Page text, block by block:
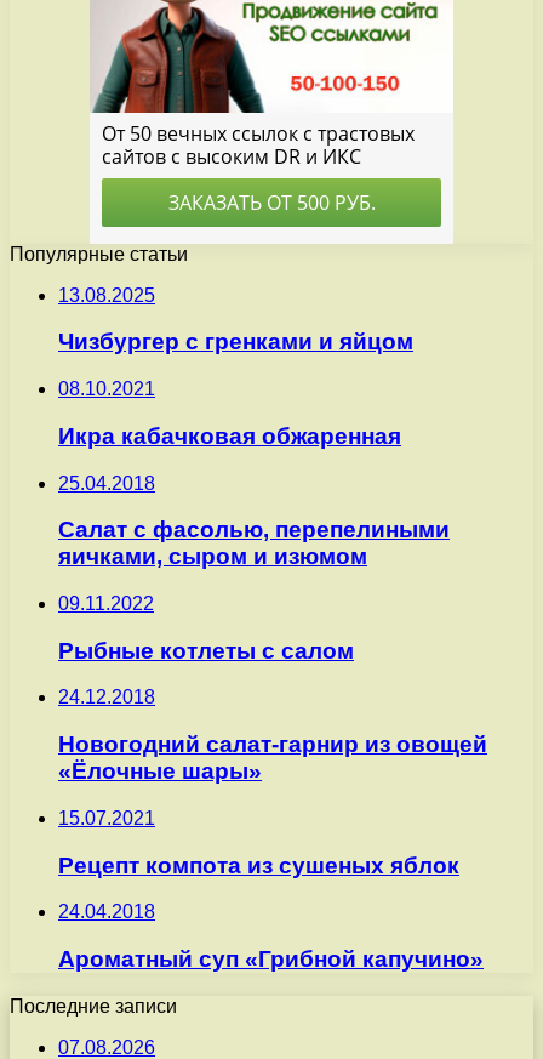
Популярные статьи
13.08.2025
Чизбургер с гренками и яйцом
08.10.2021
Икра кабачковая обжаренная
25.04.2018
Салат с фасолью, перепелиными
яичками, сыром и изюмом
09.11.2022
Рыбные котлеты с салом
24.12.2018
Новогодний салат-гарнир из овощей
«Ёлочные шары»
15.07.2021
Рецепт компота из сушеных яблок
24.04.2018
Ароматный суп «Грибной капучино»
Последние записи
07.08.2026